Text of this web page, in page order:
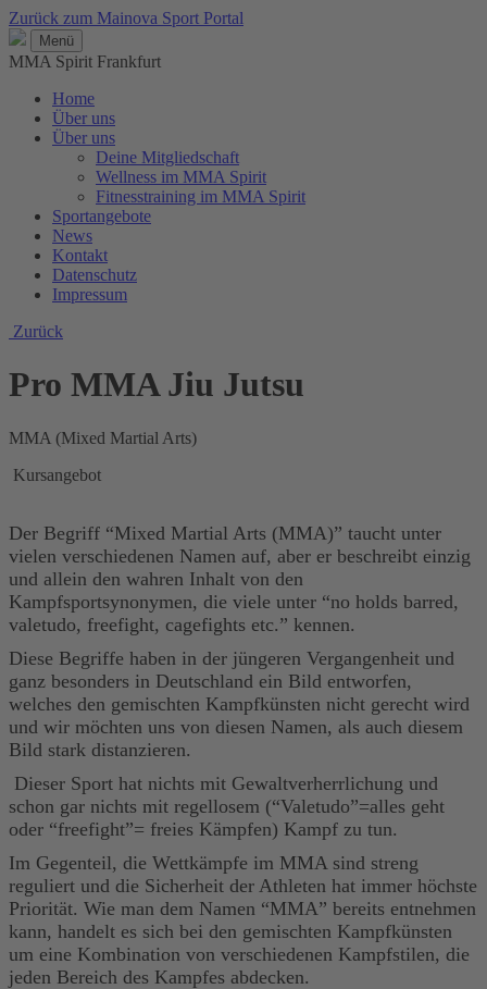
Zurück zum Mainova Sport Portal
Menü
MMA Spirit Frankfurt
Home
Über uns
Über uns
Deine Mitgliedschaft
Wellness im MMA Spirit
Fitnesstraining im MMA Spirit
Sportangebote
News
Kontakt
Datenschutz
Impressum
Zurück
Pro MMA Jiu Jutsu
MMA (Mixed Martial Arts)
Kursangebot
Der Begriff “Mixed Martial Arts (MMA)” taucht unter
vielen verschiedenen Namen auf, aber er beschreibt einzig
und allein den wahren Inhalt von den
Kampfsportsynonymen, die viele unter “no holds barred,
valetudo, freefight, cagefights etc.” kennen.
Diese Begriffe haben in der jüngeren Vergangenheit und
ganz besonders in Deutschland ein Bild entworfen,
welches den gemischten Kampfkünsten nicht gerecht wird
und wir möchten uns von diesen Namen, als auch diesem
Bild stark distanzieren.
Dieser Sport hat nichts mit Gewaltverherrlichung und
schon gar nichts mit regellosem (“Valetudo”=alles geht
oder “freefight”= freies Kämpfen) Kampf zu tun.
Im Gegenteil, die Wettkämpfe im MMA sind streng
reguliert und die Sicherheit der Athleten hat immer höchste
Priorität. Wie man dem Namen “MMA” bereits entnehmen
kann, handelt es sich bei den gemischten Kampfkünsten
um eine Kombination von verschiedenen Kampfstilen, die
jeden Bereich des Kampfes abdecken.